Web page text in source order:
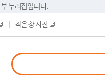
누리집입니다.
작은 창 사전